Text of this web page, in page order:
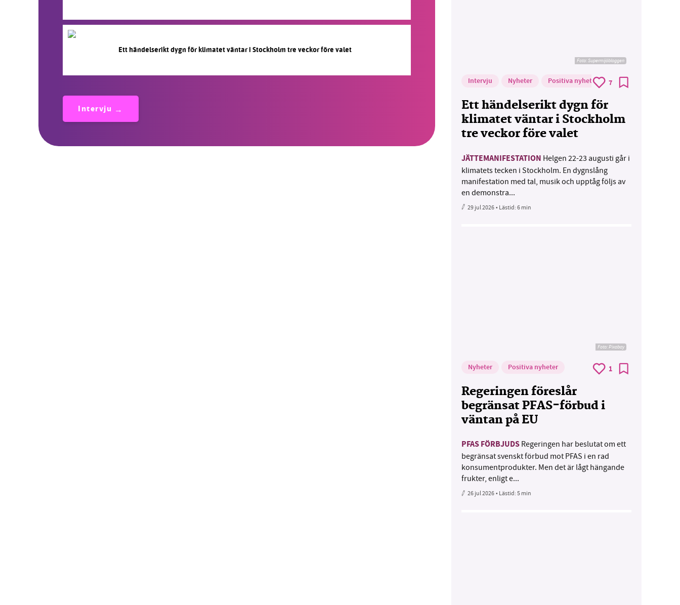
Ett händelserikt dygn för klimatet väntar i Stockholm tre veckor före valet
Intervju
Foto: Supermijöbloggen
Intervju Nyheter Positiva nyheter 7
Ett händelserikt dygn för
klimatet väntar i Stockholm
tre veckor före valet
JÄTTEMANIFESTATION Helgen 22-23 augusti går i
klimatets tecken i Stockholm. En dygnslång
manifestation med tal, musik och upptåg följs av
en demonstra...
29 jul 2026• Lästid:6 min
Foto:Pixabay
Nyheter Positiva nyheter 1
Regeringen föreslår
begränsat PFAS-förbud i
väntan på EU
PFAS FÖRBJUDS Regeringen har beslutat om ett
begränsat svenskt förbud mot PFAS i en rad
konsumentprodukter. Men det är lågt hängande
frukter, enligt e...
26 jul 2026• Lästid:5 min